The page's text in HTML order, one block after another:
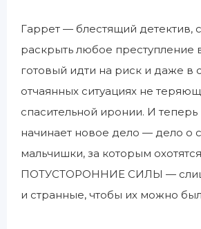
Гаррет — блестящий детектив,
раскрыть любое преступление
готовый идти на риск и даже в
отчаянных ситуациях не
спасительной иронии. И теперь
начинает новое дело — дело о
мальчишки, за которым охотятся
ПОТУСТОРОННИЕ СИЛЫ —
и странные, чтобы их можно